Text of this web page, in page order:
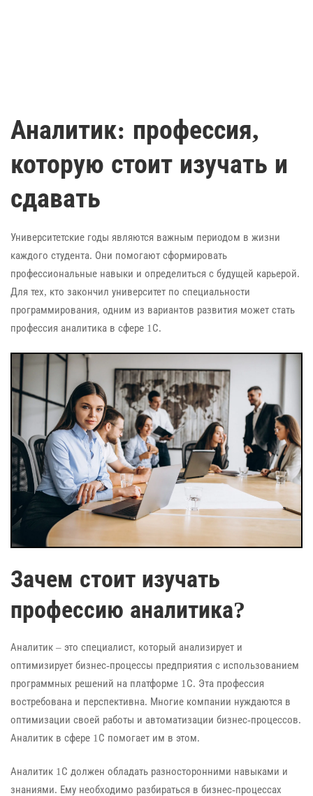
Аналитик: профессия,
которую стоит изучать и
сдавать
Университетские годы являются важным периодом в жизни
каждого студента. Они помогают сформировать
профессиональные навыки и определиться с будущей карьерой.
Для тех, кто закончил университет по специальности
программирования, одним из вариантов развития может стать
профессия аналитика в сфере 1С.
Зачем стоит изучать
профессию аналитика?
Аналитик – это специалист, который анализирует и
оптимизирует бизнес-процессы предприятия с использованием
программных решений на платформе 1С. Эта профессия
востребована и перспективна. Многие компании нуждаются в
оптимизации своей работы и автоматизации бизнес-процессов.
Аналитик в сфере 1С помогает им в этом.
Аналитик 1С должен обладать разносторонними навыками и
знаниями. Ему необходимо разбираться в бизнес-процессах